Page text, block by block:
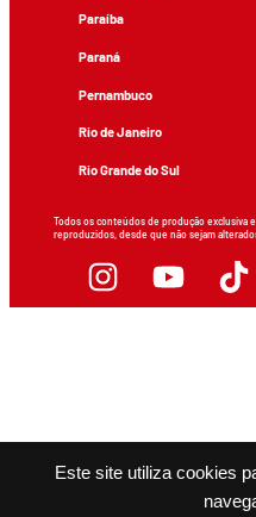
Este site utiliza cookies
Paraíba
Paraná
Pernambuco
Rio de Janeiro
Rio Grande do Sul
Todos os conteúdos de produção exclusiva
reproduzidos, desde que não sejam